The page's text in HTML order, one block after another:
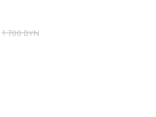
1 700 BYN